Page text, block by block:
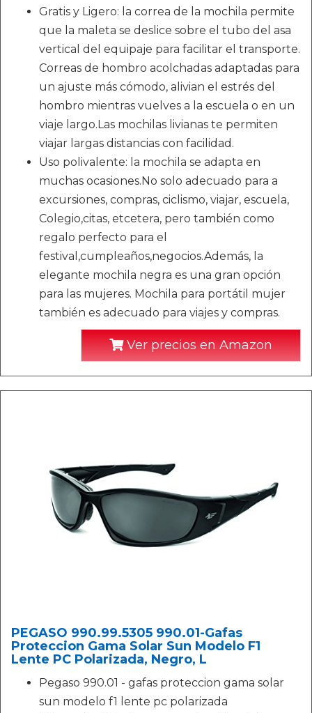
Gratis y Ligero: la correa de la mochila permite
que la maleta se deslice sobre el tubo del asa
vertical del equipaje para facilitar el transporte.
Correas de hombro acolchadas adaptadas para
un ajuste más cómodo, alivian el estrés del
hombro mientras vuelves a la escuela o en un
viaje largo.Las mochilas livianas te permiten
viajar largas distancias con facilidad.
Uso polivalente: la mochila se adapta en
muchas ocasiones.No solo adecuado para a
excursiones, compras, ciclismo, viajar, escuela,
Colegio,citas, etcetera, pero también como
regalo perfecto para el
festival,cumpleaños,negocios.Además, la
elegante mochila negra es una gran opción
para las mujeres. Mochila para portátil mujer
también es adecuado para viajes y compras.
Ver precios en Amazon
PEGASO 990.99.5305 990.01-Gafas
Proteccion Gama Solar Sun Modelo F1
Lente PC Polarizada, Negro, L
Pegaso 990.01 - gafas proteccion gama solar
sun modelo f1 lente pc polarizada